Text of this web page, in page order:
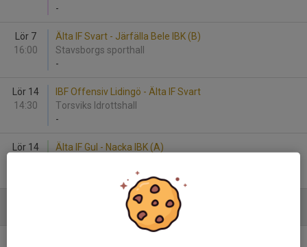
-
Lör 7
16:00
Älta IF Svart - Järfälla Bele IBK (B)
Stavsborgs sporthall
-
Lör 14
14:30
IBF Offensiv Lidingö - Älta IF Svart
Torsviks Idrottshall
-
Lör 14
Älta IF Gul - Nacka IBK (A)